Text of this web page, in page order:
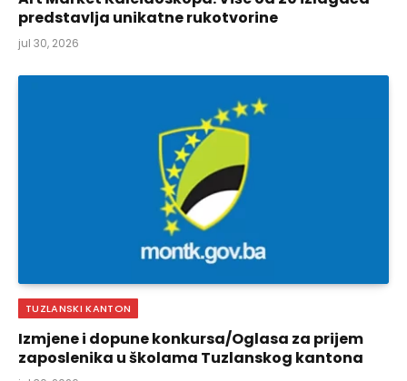
predstavlja unikatne rukotvorine
jul 30, 2026
TUZLANSKI KANTON
Izmjene i dopune konkursa/Oglasa za prijem
zaposlenika u školama Tuzlanskog kantona